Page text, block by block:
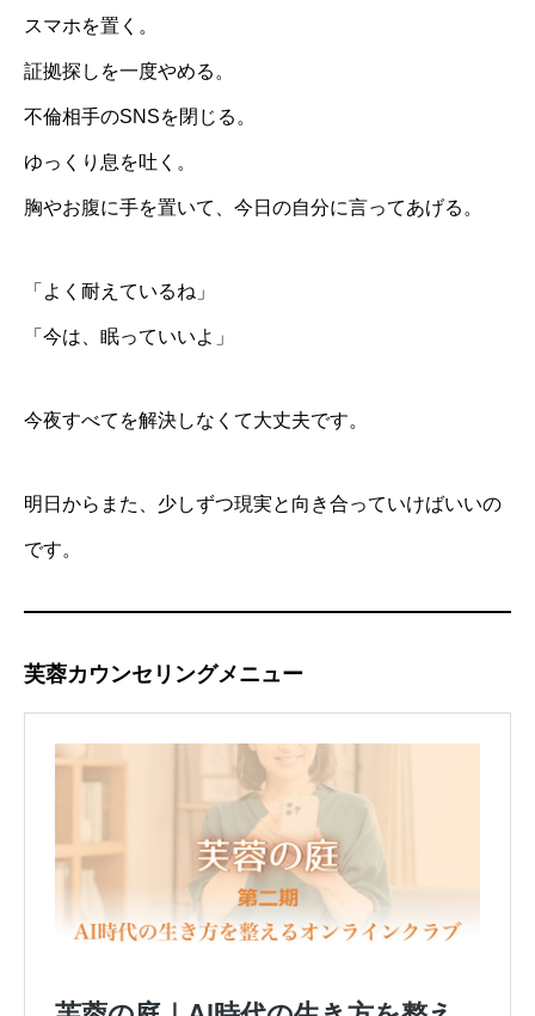
スマホを置く。
証拠探しを一度やめる。
不倫相手のSNSを閉じる。
ゆっくり息を吐く。
胸やお腹に手を置いて、今日の自分に言ってあげる。
「よく耐えているね」
「今は、眠っていいよ」
今夜すべてを解決しなくて大丈夫です。
明日からまた、少しずつ現実と向き合っていけばいいの
です。
芙蓉カウンセリングメニュー